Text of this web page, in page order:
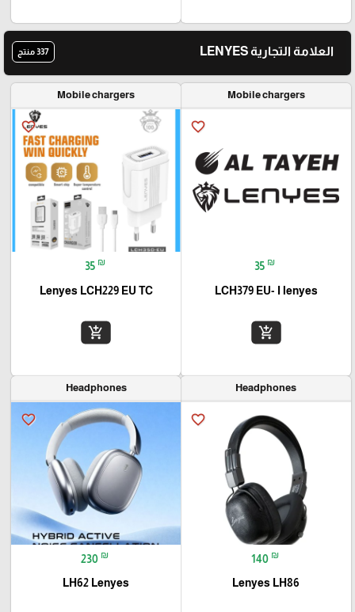
العلامة التجارية LENYES 337 منتج
Mobile chargers
favorite_border
35 ₪
LCH379 EU- I lenyes
add_shopping_cart
Mobile chargers
favorite_border
35 ₪
Lenyes LCH229 EU TC
add_shopping_cart
Headphones
favorite_border
140 ₪
Lenyes LH86
Headphones
favorite_border
230 ₪
LH62 Lenyes